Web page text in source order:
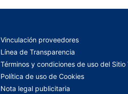
Vinculación proveedores
Línea de Transparencia
Términos y condiciones de uso del Sitio
Política de uso de Cookies
Nota legal publicitaria